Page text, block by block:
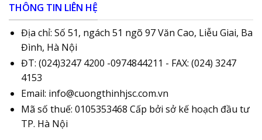
THÔNG TIN LIÊN HỆ
Địa chỉ: Số 51, ngách 51 ngõ 97 Văn Cao, Liễu Giai, Ba
Đình, Hà Nội
ĐT: (024)3247 4200 -0974844211 - FAX: (024) 3247
4153
Email: info@cuongthinhjsc.com.vn
Mã số thuế: 0105353468 Cấp bởi sở kế hoạch đầu tư
TP. Hà Nội